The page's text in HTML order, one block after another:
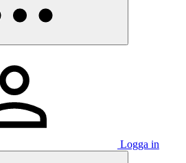
Logga in